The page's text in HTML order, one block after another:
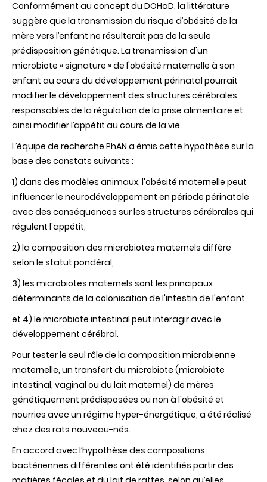
Conformément au concept du DOHaD, la littérature
suggère que la transmission du risque d’obésité de la
mère vers l’enfant ne résulterait pas de la seule
prédisposition génétique. La transmission d'un
microbiote « signature » de l'obésité maternelle à son
enfant au cours du développement périnatal pourrait
modifier le développement des structures cérébrales
responsables de la régulation de la prise alimentaire et
ainsi modifier l’appétit au cours de la vie.
L’équipe de recherche PhAN a émis cette hypothèse sur la
base des constats suivants :
1) dans des modèles animaux, l'obésité maternelle peut
influencer le neurodéveloppement en période périnatale
avec des conséquences sur les structures cérébrales qui
régulent l'appétit,
2) la composition des microbiotes maternels diffère
selon le statut pondéral,
3) les microbiotes maternels sont les principaux
déterminants de la colonisation de l'intestin de l'enfant,
et 4) le microbiote intestinal peut interagir avec le
développement cérébral.
Pour tester le seul rôle de la composition microbienne
maternelle, un transfert du microbiote (microbiote
intestinal, vaginal ou du lait maternel) de mères
génétiquement prédisposées ou non à l'obésité et
nourries avec un régime hyper-énergétique, a été réalisé
chez des rats nouveau-nés.
En accord avec l’hypothèse des compositions
bactériennes différentes ont été identifiés partir des